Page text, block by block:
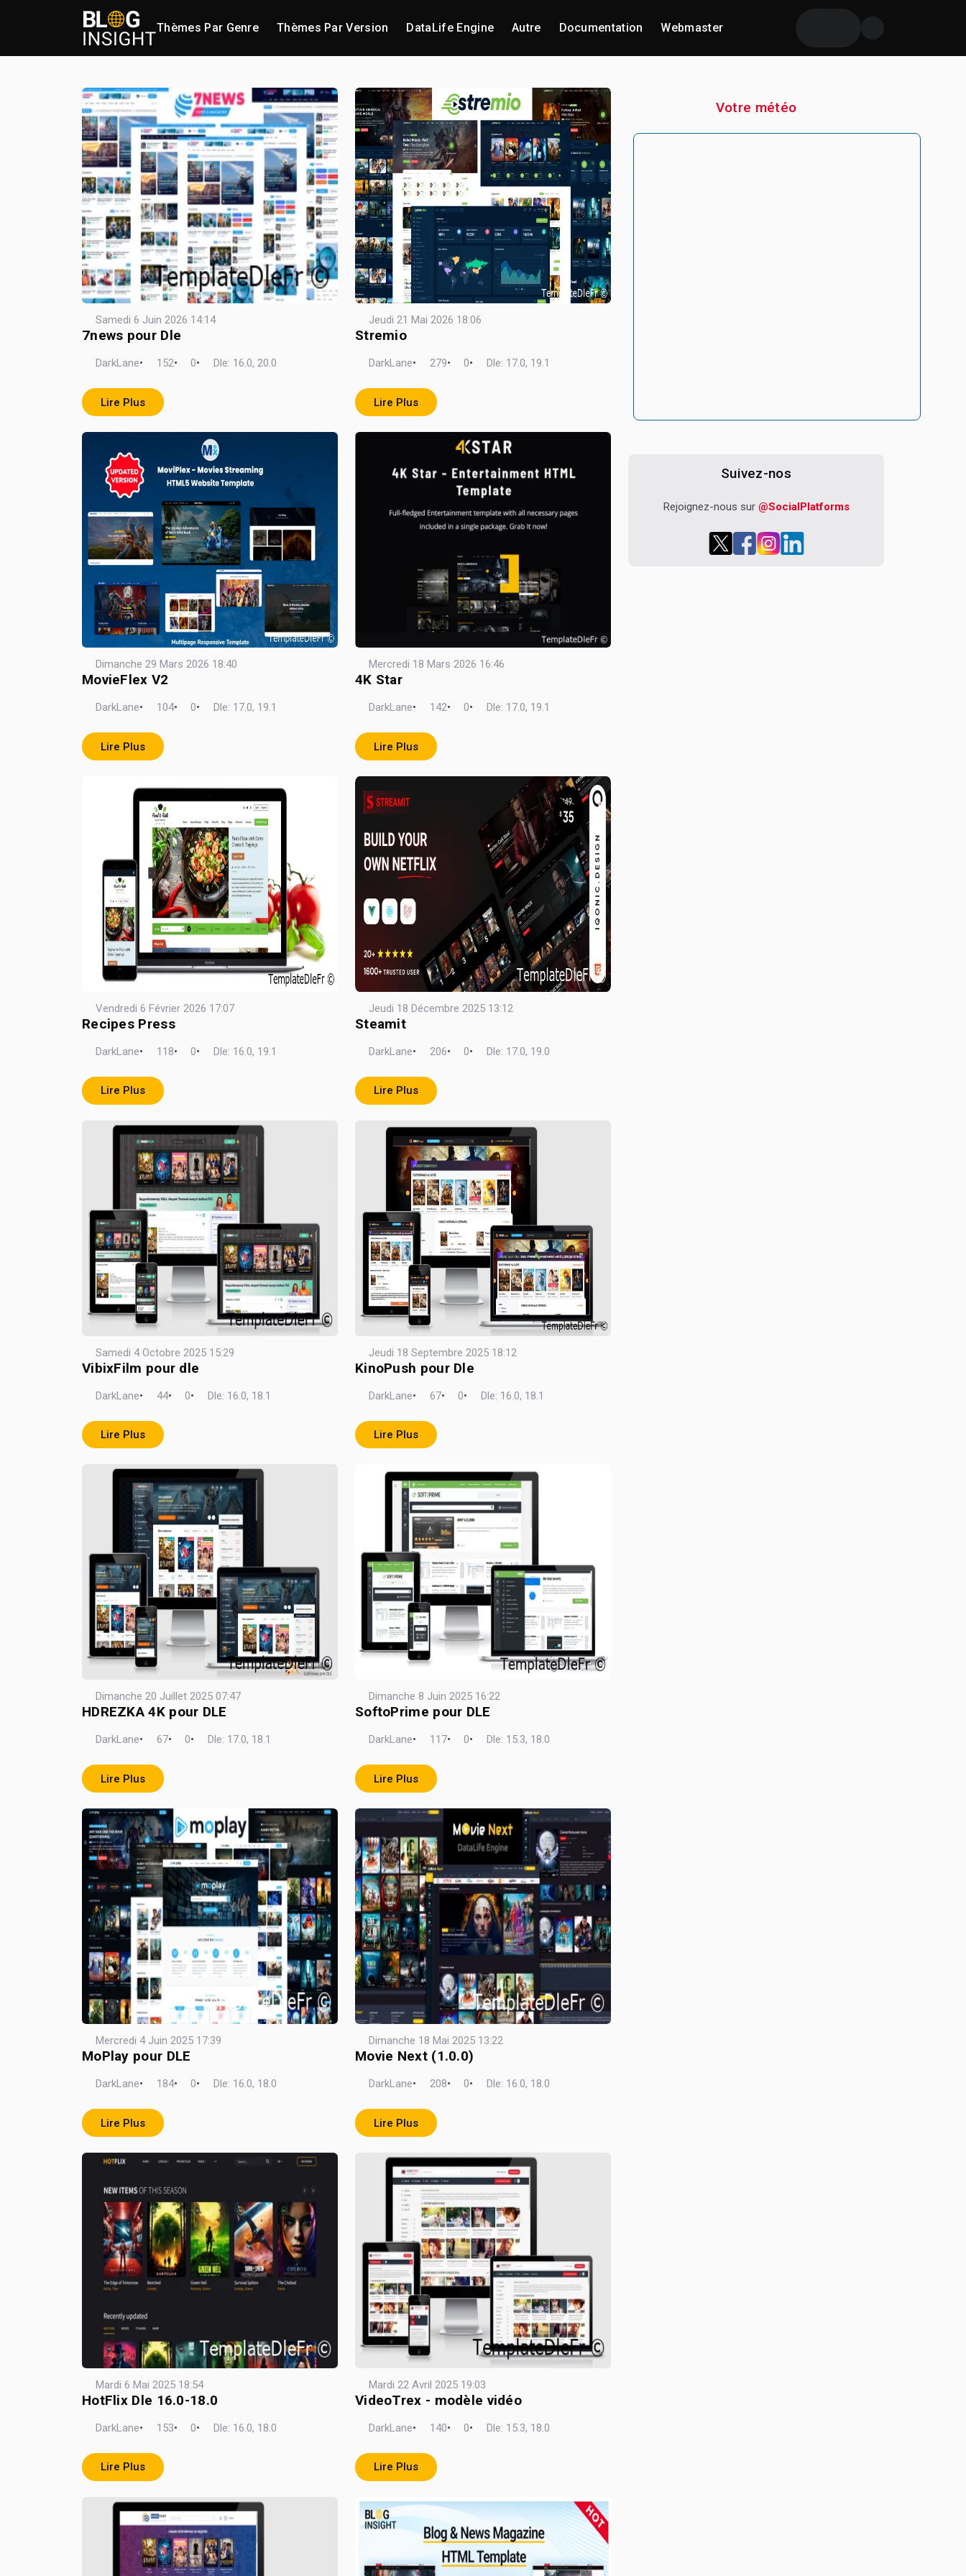
Thèmes Par Genre Thèmes Par Version DataLife Engine Autre Documentation Webmaster
Samedi 6 Juin 2026 14:14
7news pour Dle
DarkLane• 152• 0• Dle: 16.0, 20.0
Lire Plus
Jeudi 21 Mai 2026 18:06
Stremio
DarkLane• 279• 0• Dle: 17.0, 19.1
Lire Plus
Dimanche 29 Mars 2026 18:40
MovieFlex V2
DarkLane• 104• 0• Dle: 17.0, 19.1
Lire Plus
Mercredi 18 Mars 2026 16:46
4K Star
DarkLane• 142• 0• Dle: 17.0, 19.1
Lire Plus
Vendredi 6 Février 2026 17:07
Recipes Press
DarkLane• 118• 0• Dle: 16.0, 19.1
Lire Plus
Jeudi 18 Décembre 2025 13:12
Steamit
DarkLane• 206• 0• Dle: 17.0, 19.0
Lire Plus
Samedi 4 Octobre 2025 15:29
VibixFilm pour dle
DarkLane• 44• 0• Dle: 16.0, 18.1
Lire Plus
Jeudi 18 Septembre 2025 18:12
KinoPush pour Dle
DarkLane• 67• 0• Dle: 16.0, 18.1
Lire Plus
Dimanche 20 Juillet 2025 07:47
HDREZKA 4K pour DLE
DarkLane• 67• 0• Dle: 17.0, 18.1
Lire Plus
Dimanche 8 Juin 2025 16:22
SoftoPrime pour DLE
DarkLane• 117• 0• Dle: 15.3, 18.0
Lire Plus
Mercredi 4 Juin 2025 17:39
MoPlay pour DLE
DarkLane• 184• 0• Dle: 16.0, 18.0
Lire Plus
Dimanche 18 Mai 2025 13:22
Movie Next (1.0.0)
DarkLane• 208• 0• Dle: 16.0, 18.0
Lire Plus
Mardi 6 Mai 2025 18:54
HotFlix Dle 16.0-18.0
DarkLane• 153• 0• Dle: 16.0, 18.0
Lire Plus
Mardi 22 Avril 2025 19:03
VideoTrex - modèle vidéo
DarkLane• 140• 0• Dle: 15.3, 18.0
Lire Plus
Votre météo
Suivez-nos
Rejoignez-nous sur @SocialPlatforms